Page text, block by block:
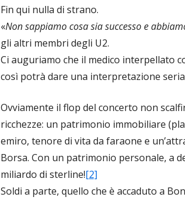
Fin qui nulla di strano.
«Non sappiamo cosa sia successo e
gli altri membri degli U2.
Ci auguriamo che il medico interpellato
così potrà dare una interpretazione
Ovviamente il flop del concerto non
ricchezze: un patrimonio immobiliare
emiro, tenore di vita da faraone e
Borsa. Con un patrimonio personale, a
miliardo di sterline![2]
Soldi a parte, quello che è accaduto a